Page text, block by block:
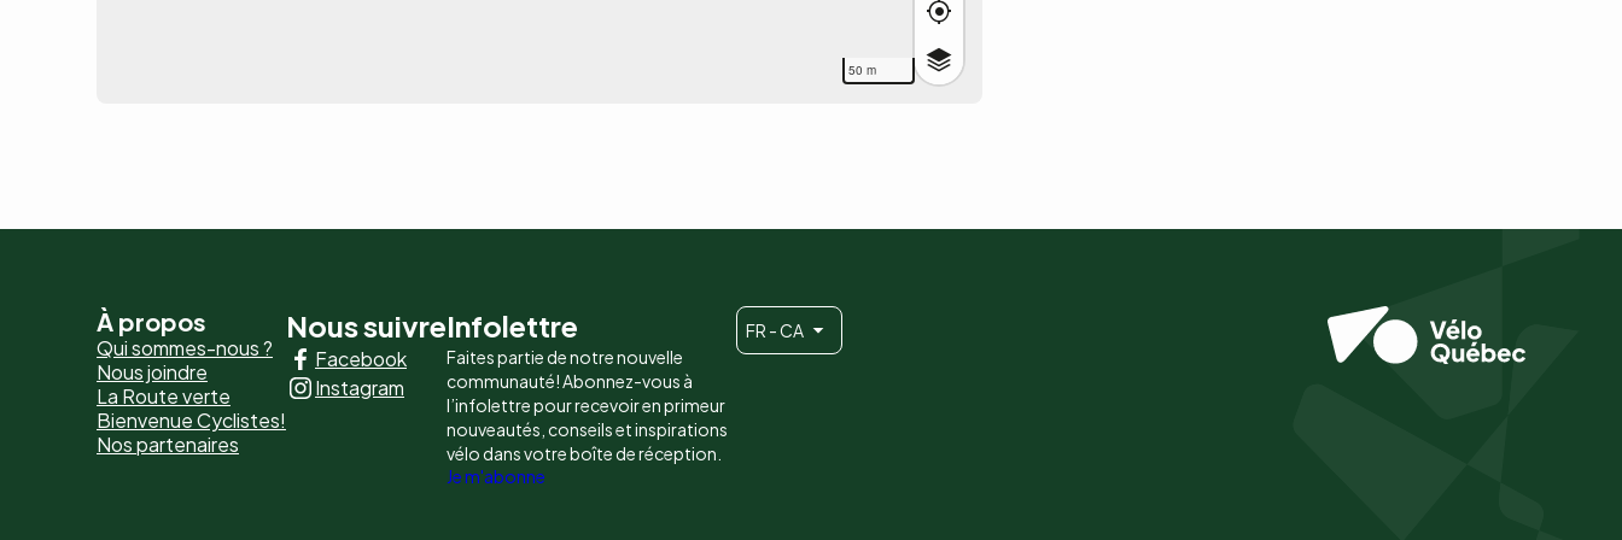
50 m
Pied
de
page
-
À propos
Qui sommes-nous ?
Nous joindre
La Route verte
Bienvenue Cyclistes!
Nos partenaires
Nous suivre
Facebook
Instagram
Infolettre
Faites partie de notre nouvelle
communauté! Abonnez-vous à
l’infolettre pour recevoir en primeur
nouveautés, conseils et inspirations
vélo dans votre boîte de réception.
Je m'abonne
FR - CA